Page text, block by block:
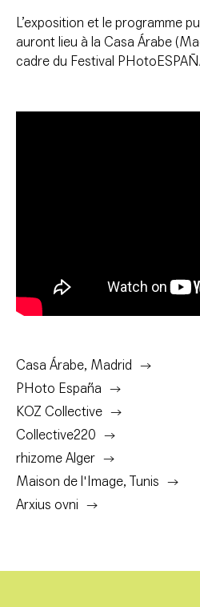
L’exposition et le programme
auront lieu à la Casa Árabe
cadre du Festival
Casa Árabe, Madrid
PHoto España
KOZ Collective
Collective220
rhizome Alger
Maison de l'Image, Tunis
Arxius ovni